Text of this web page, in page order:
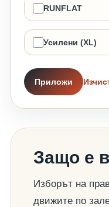
RUNFLAT
Усилени (XL)
Приложи
Защо е
Изборът на
движите по